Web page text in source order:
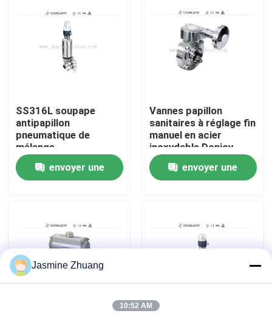
vidéos
Visite de l'usine
Contrôle de la qualité
Nouvelles
Demandez un devis
Soupape à diaphragme sanitaire
SS316L soupape
antipapillon
pneumatique de
mélange
envoyer une
Vannes papillon
sanitaires à réglage fin
manuel en acier
inoxydable Donjoy
envoyer une
Jasmine Zhuang
10:52 AM